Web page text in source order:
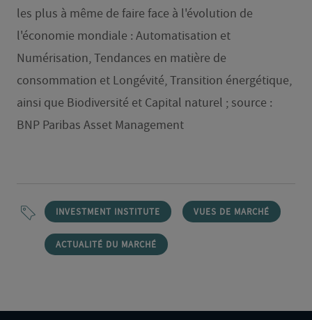
les plus à même de faire face à l'évolution de
l'économie mondiale : Automatisation et
Numérisation, Tendances en matière de
consommation et Longévité, Transition énergétique,
ainsi que Biodiversité et Capital naturel ; source :
BNP Paribas Asset Management
INVESTMENT INSTITUTE VUES DE MARCHÉ
ACTUALITÉ DU MARCHÉ